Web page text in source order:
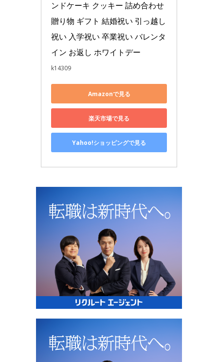
ンドケーキ クッキー 詰め合わせ
贈り物 ギフト 結婚祝い 引っ越し
祝い 入学祝い 卒業祝い バレンタ
イン お返し ホワイトデー
k14309
Amazonで見る
楽天市場で見る
Yahoo!ショッピングで見る